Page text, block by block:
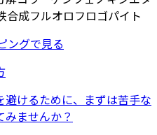
合成フルオロフロゴパイト
ングで見る
避けるために、まずは苦手な
みませんか？